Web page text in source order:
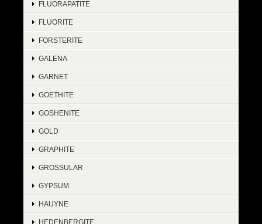
FLUORAPATITE
FLUORITE
FORSTERITE
GALENA
GARNET
GOETHITE
GOSHENITE
GOLD
GRAPHITE
GROSSULAR
GYPSUM
HAUYNE
HEDENBERGITE